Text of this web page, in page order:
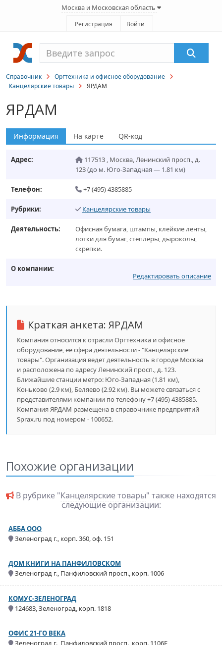
Москва и Московская область
Регистрация Войти
Справочник
Оргтехника и офисное оборудование
Канцелярские товары
ЯРДАМ
ЯРДАМ
Информация На карте QR-код
Адрес: 117513 , Москва,Ленинский просп., д.
123(до м. Юго-Западная — 1.81 км)
Телефон: +7 (495) 4385885
Рубрики: Канцелярские товары
Деятельность:
Офисная бумага, штампы, клейкие ленты,
лотки для бумаг, степлеры, дыроколы,
скрепки.
О компании:
Редактировать описание
Краткая анкета: ЯРДАМ
Компания относится к отрасли Оргтехника и офисное
оборудование, ее сфера деятельности - "Канцелярские
товары". Организация ведет деятельность в городе Москва
и расположена по адресу Ленинский просп., д. 123.
Ближайшие станции метро: Юго-Западная (1.81 км),
Коньково (2.9 км), Беляево (2.92 км). Вы можете связаться с
представителями компании по телефону +7 (495) 4385885.
Компания ЯРДАМ размещена в справочнике предприятий
Sprax.ru под номером - 100652.
Похожие организации
В рубрике "Канцелярские товары" также находятся
следующие организации:
АББА ООО
Зеленоград г., корп. 360, оф. 151
ДОМ КНИГИ НА ПАНФИЛОВСКОМ
Зеленоград г., Панфиловский просп., корп. 1006
КОМУС-ЗЕЛЕНОГРАД
124683, Зеленоград, корп. 1818
ОФИС 21-ГО ВЕКА
Зеленоград г., Панфиловский просп., корп. 1106Е